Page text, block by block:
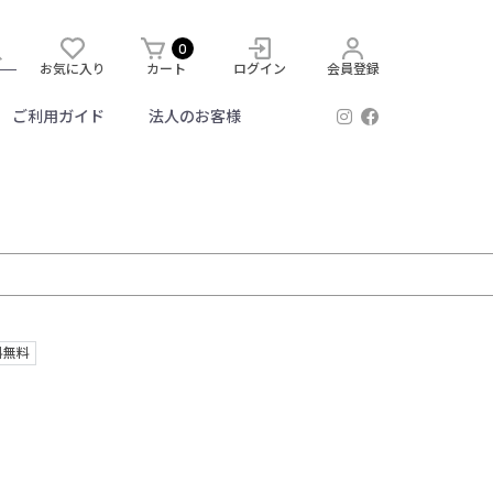
お気に入り
0
カート ログイン 会員登録
ご利用ガイド 法人のお客様
無料